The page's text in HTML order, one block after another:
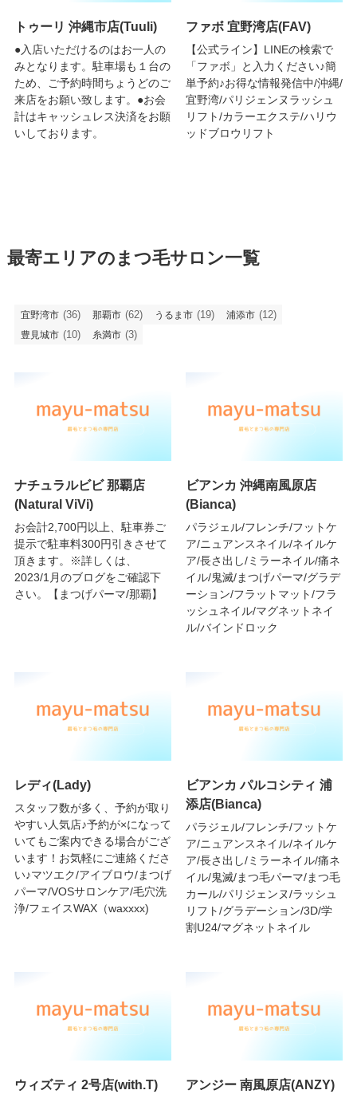
トゥーリ 沖縄市店(Tuuli)
●入店いただけるのはお一人の
みとなります。駐車場も１台の
ため、ご予約時間ちょうどのご
来店をお願い致します。●お会
計はキャッシュレス決済をお願
いしております。
ファボ 宜野湾店(FAV)
【公式ライン】LINEの検索で
「ファボ」と入力ください♪簡
単予約♪お得な情報発信中/沖縄/
宜野湾/パリジェンヌラッシュ
リフト/カラーエクステ/ハリウ
ッドブロウリフト
最寄エリアのまつ毛サロン一覧
宜野湾市 (36) 那覇市 (62) うるま市 (19) 浦添市 (12)
豊見城市 (10) 糸満市 (3)
ナチュラルビビ 那覇店
(Natural ViVi)
お会計2,700円以上、駐車券ご
提示で駐車料300円引きさせて
頂きます。※詳しくは、
2023/1月のブログをご確認下
さい。【まつげパーマ/那覇】
ビアンカ 沖縄南風原店
(Bianca)
パラジェル/フレンチ/フットケ
ア/ニュアンスネイル/ネイルケ
ア/長さ出し/ミラーネイル/痛ネ
イル/鬼滅/まつげパーマ/グラデ
ーション/フラットマット/フラ
ッシュネイル/マグネットネイ
ル/バインドロック
レディ(Lady)
スタッフ数が多く、予約が取り
やすい人気店♪予約が×になって
いてもご案内できる場合がござ
います！お気軽にご連絡くださ
い♪マツエク/アイブロウ/まつげ
パーマ/VOSサロンケア/毛穴洗
浄/フェイスWAX（waxxxx)
ビアンカ パルコシティ 浦
添店(Bianca)
パラジェル/フレンチ/フットケ
ア/ニュアンスネイル/ネイルケ
ア/長さ出し/ミラーネイル/痛ネ
イル/鬼滅/まつ毛パーマ/まつ毛
カール/パリジェンヌ/ラッシュ
リフト/グラデーション/3D/学
割U24/マグネットネイル
ウィズティ 2号店(with.T) アンジー 南風原店(ANZY)